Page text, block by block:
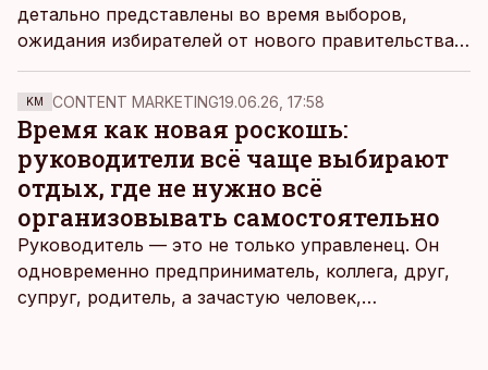
детально представлены во время выборов,
ожидания избирателей от нового правительства
были бы более адекватными, пишет
экономический аналитик LHV Кристо Ааб.
KM CONTENT MARKETING19.06.26, 17:58
Время как новая роскошь:
руководители всё чаще выбирают
отдых, где не нужно всё
организовывать самостоятельно
Руководитель — это не только управленец. Он
одновременно предприниматель, коллега, друг,
супруг, родитель, а зачастую человек,